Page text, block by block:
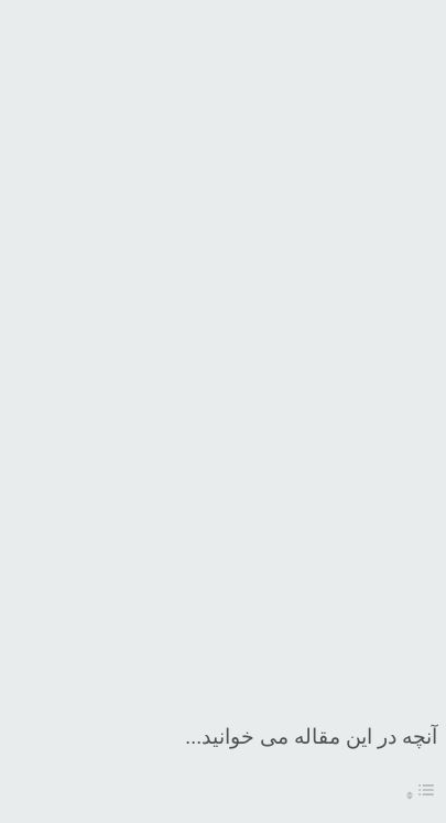
آنچه در این مقاله می خوانید...